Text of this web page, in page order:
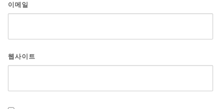
이메일
웹사이트